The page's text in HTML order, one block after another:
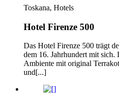
Toskana, Hotels
Hotel Firenze 500
Das Hotel Firenze 500 trägt
dem 16. Jahrhundert mit
Ambiente mit original
und[...]